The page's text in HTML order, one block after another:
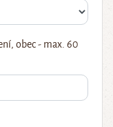
obec - max. 60